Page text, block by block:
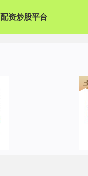
配资炒股平台